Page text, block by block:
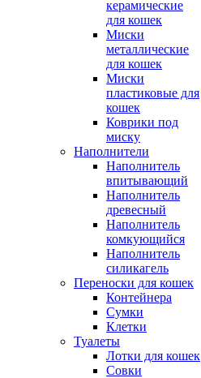
керамические
для кошек
Миски
металлические
для кошек
Миски
пластиковые для
кошек
Коврики под
миску
Наполнители
Наполнитель
впитывающий
Наполнитель
древесный
Наполнитель
комкующийся
Наполнитель
силикагель
Переноски для кошек
Контейнера
Сумки
Клетки
Туалеты
Лотки для кошек
Совки